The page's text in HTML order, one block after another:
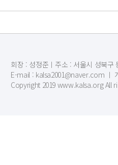
회장 : 성정준ㅣ주소 : 서울시 성북구
E-mail : kalsa2001@naver.com ㅣ
Copyright 2019 www.kalsa.org All